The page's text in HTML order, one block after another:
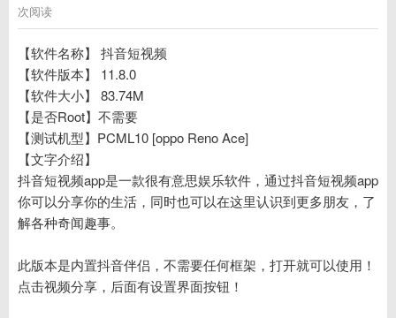
次阅读
【软件名称】 抖音短视频
【软件版本】 11.8.0
【软件大小】 83.74M
【是否Root】不需要
【测试机型】PCML10 [oppo Reno Ace]
【文字介绍】
抖音短视频app是一款很有意思娱乐软件，通过抖音短视频app
你可以分享你的生活，同时也可以在这里认识到更多朋友，了
解各种奇闻趣事。
此版本是内置抖音伴侣，不需要任何框架，打开就可以使用！
点击视频分享，后面有设置界面按钮！